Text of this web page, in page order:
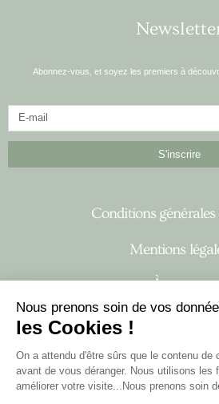
Abonnez-vous, et soyez les premiers à
S'inscrire
Conditions générales
Mentions
À propos
n
s
t
a
c
e
Nous prenons soin de vos
les Cookies !
On a attendu d'être sûrs que le contenu de
avant de vous déranger. Nous utilisons les
améliorer votre visite...Nous prenons soin